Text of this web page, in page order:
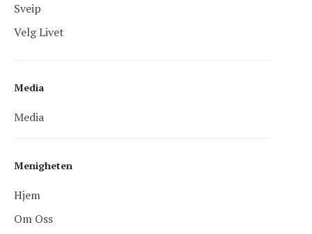
Menigheten
Hjem
Om Oss
Sveip
Velg Livet
Media
Media